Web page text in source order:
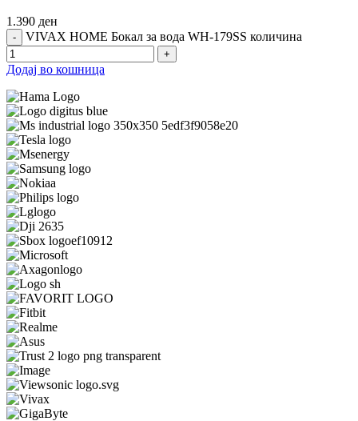
1.390 ден
VIVAX HOME Бокал за вода WH-179SS количина
Додај во кошница